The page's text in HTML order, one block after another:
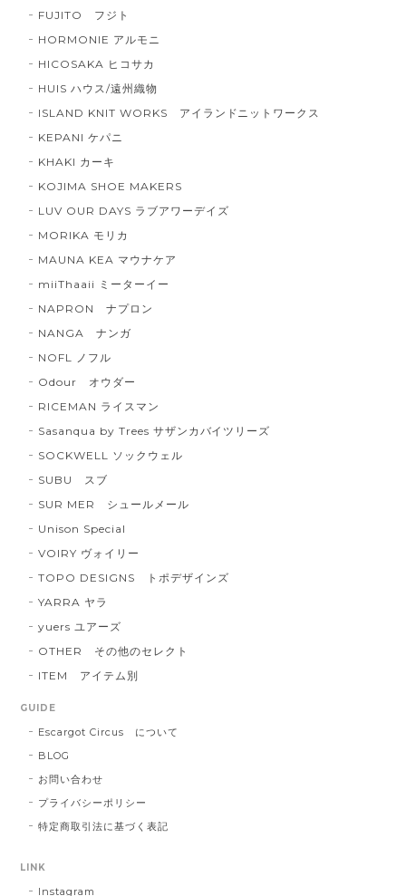
FUJITO フジト
HORMONIE アルモニ
HICOSAKA ヒコサカ
HUIS ハウス/遠州織物
ISLAND KNIT WORKS アイランドニットワークス
KEPANI ケパニ
KHAKI カーキ
KOJIMA SHOE MAKERS
LUV OUR DAYS ラブアワーデイズ
MORIKA モリカ
MAUNA KEA マウナケア
miiThaaii ミーターイー
NAPRON ナプロン
NANGA ナンガ
NOFL ノフル
Odour オウダー
RICEMAN ライスマン
Sasanqua by Trees サザンカバイツリーズ
SOCKWELL ソックウェル
SUBU スブ
SUR MER シュールメール
Unison Special
VOIRY ヴォイリー
TOPO DESIGNS トポデザインズ
YARRA ヤラ
yuers ユアーズ
OTHER その他のセレクト
ITEM アイテム別
GUIDE
Escargot Circus について
BLOG
お問い合わせ
プライバシーポリシー
特定商取引法に基づく表記
LINK
Instagram